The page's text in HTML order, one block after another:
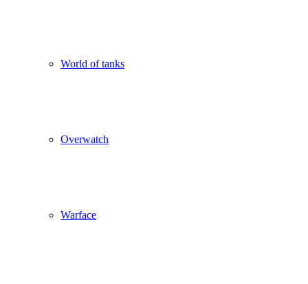
World of tanks
Overwatch
Warface